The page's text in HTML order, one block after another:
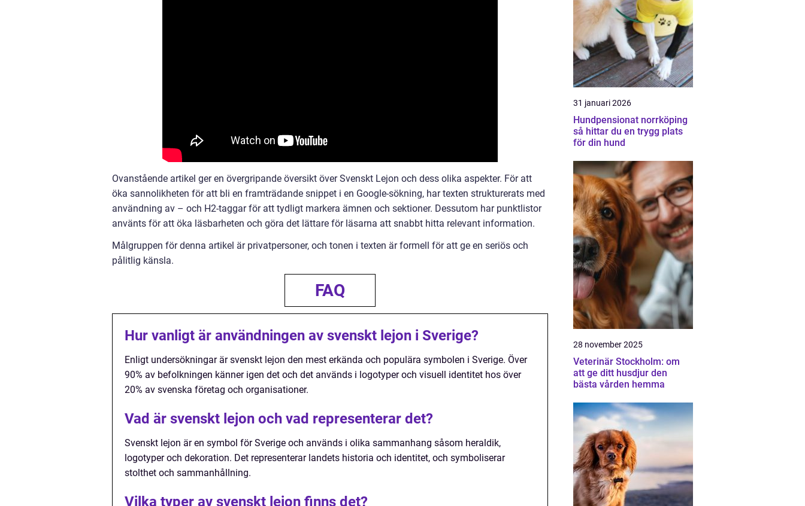
Ovanstående artikel ger en övergripande översikt över Svenskt Lejon och dess olika aspekter. För att
öka sannolikheten för att bli en framträdande snippet i en Google-sökning, har texten strukturerats med
användning av – och H2-taggar för att tydligt markera ämnen och sektioner. Dessutom har punktlistor
använts för att öka läsbarheten och göra det lättare för läsarna att snabbt hitta relevant information.
Målgruppen för denna artikel är privatpersoner, och tonen i texten är formell för att ge en seriös och
pålitlig känsla.
FAQ
Hur vanligt är användningen av svenskt lejon i Sverige?
Enligt undersökningar är svenskt lejon den mest erkända och populära symbolen i Sverige. Över
90% av befolkningen känner igen det och det används i logotyper och visuell identitet hos över
20% av svenska företag och organisationer.
Vad är svenskt lejon och vad representerar det?
Svenskt lejon är en symbol för Sverige och används i olika sammanhang såsom heraldik,
logotyper och dekoration. Det representerar landets historia och identitet, och symboliserar
stolthet och sammanhållning.
Vilka typer av svenskt lejon finns det?
31 januari 2026
Hundpensionat norrköping
så hittar du en trygg plats
för din hund
28 november 2025
Veterinär Stockholm: om
att ge ditt husdjur den
bästa vården hemma